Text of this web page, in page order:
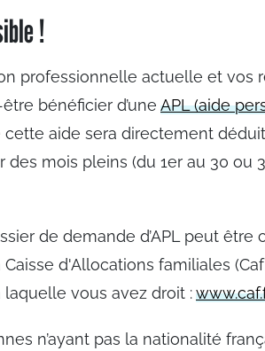
!
professionnelle actuelle et vos
bénéficier d’une APL (aide
aide sera directement
des mois pleins (du 1er au 30
de demande d’APL peut être
Caisse d'Allocations familiales
laquelle vous avez droit :
n’ayant pas la nationalité